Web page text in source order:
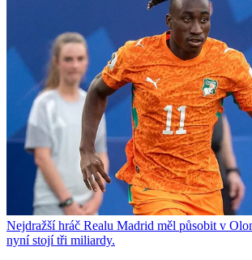
Nejdražší hráč Realu Madrid měl působit v
nyní stojí tři miliardy.